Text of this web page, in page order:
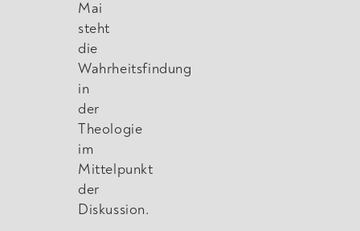
Mai
steht
die
Wahrheitsfindung
in
der
Theologie
im
Mittelpunkt
der
Diskussion.